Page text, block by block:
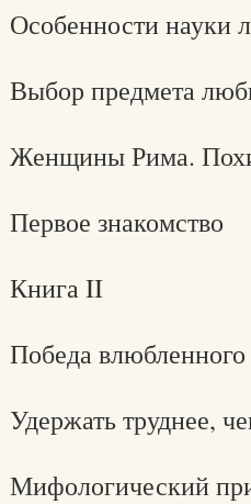
Особенности науки
Выбор предмета
Женщины Рима.
Первое знакомство
Книга II
Победа влюбленного
Удержать труднее,
Мифологический